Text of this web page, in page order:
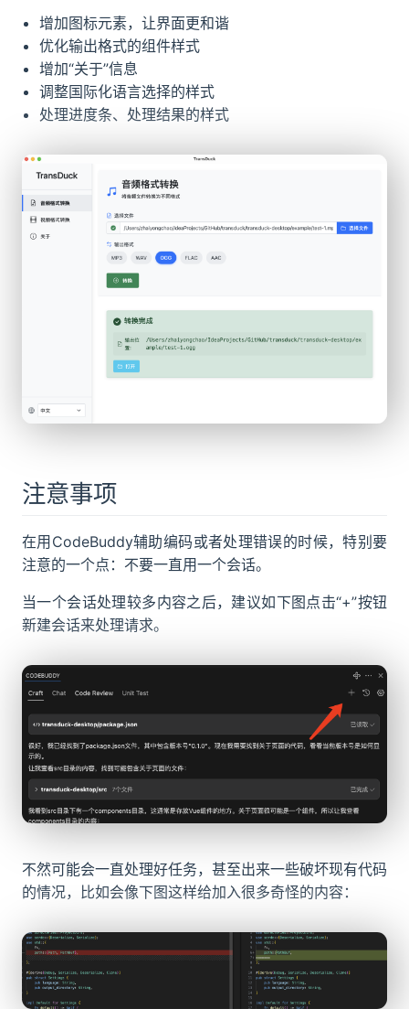
增加图标元素，让界面更和谐
优化输出格式的组件样式
增加“关于”信息
调整国际化语言选择的样式
处理进度条、处理结果的样式
注意事项
在用CodeBuddy辅助编码或者处理错误的时候，特别要
注意的一个点：不要一直用一个会话。
当一个会话处理较多内容之后，建议如下图点击“+”按钮
新建会话来处理请求。
不然可能会一直处理好任务，甚至出来一些破坏现有代码
的情况，比如会像下图这样给加入很多奇怪的内容：